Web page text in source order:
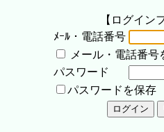
【ログイン
ﾒｰﾙ・電話番号
メール・電話番号
パスワード
パスワードを保存